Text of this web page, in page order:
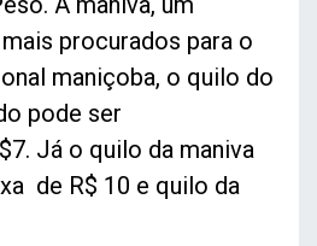
procurados para o
maniçoba, o quilo do
pode ser
Já o quilo da maniva
de R$ 10 e quilo da